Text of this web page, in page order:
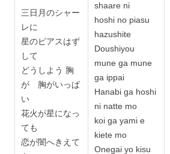
三日月のシャー
レに
星のピアスはず
して
どうしよう 胸
が 胸がいっぱ
い
花火が星になっ
ても
恋が闇へきえて
shaare ni
hoshi no piasu
hazushite
Doushiyou
mune ga mune
ga ippai
Hanabi ga hoshi
ni natte mo
koi ga yami e
kiete mo
Onegai yo kisu